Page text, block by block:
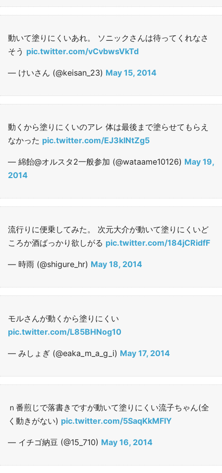
動いて塗りにくいあれ。 ソニックさんは待ってくれなさ
そう pic.twitter.com/vCvbwsVkTd
— けいさん (@keisan_23) May 15, 2014
動くから塗りにくいのアレ 体は最後まで塗らせてもらえ
なかった pic.twitter.com/EJ3klNtZg5
— 綿飴@オルスタ2一般参加 (@wataame10126) May 19,
2014
流行りに便乗してみた。 次元大介が動いて塗りにくいど
ころか酒ばっかり欲しがる pic.twitter.com/184jCRidfF
— 時雨 (@shigure_hr) May 18, 2014
モルさんが動くから塗りにくい
pic.twitter.com/L85BHNog10
— みしょぎ (@eaka_m_a_g_i) May 17, 2014
ｎ番煎じで落書きですが動いて塗りにくい流子ちゃん(全
く動きがない) pic.twitter.com/5SaqKkMFIY
— イチゴ納豆 (@15_710) May 16, 2014